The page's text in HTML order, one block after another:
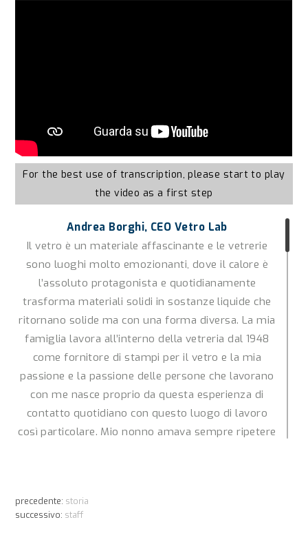
For the best use of transcription, please start to play
the video as a first step
Andrea Borghi, CEO Vetro Lab
Il vetro è un materiale affascinante e le vetrerie
sono luoghi molto emozionanti, dove il calore è
l’assoluto protagonista e quotidianamente
trasforma materiali solidi in sostanze liquide che
ritornano solide ma con una forma diversa. La mia
famiglia lavora all’interno della vetreria dal 1948
come fornitore di stampi per il vetro e la mia
passione e la passione delle persone che lavorano
con me nasce proprio da questa esperienza di
contatto quotidiano con questo luogo di lavoro
così particolare. Mio nonno amava sempre ripetere
così affascinante non ti abbandona mai.
precedente: storia
successivo: staff